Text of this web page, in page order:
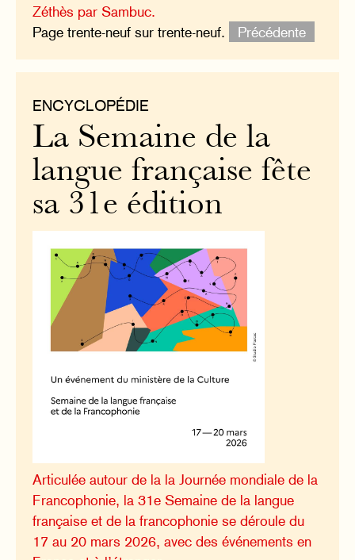
Zéthès par Sambuc.
Page trente-neuf sur trente-neuf.
Précédente
ENCYCLOPÉDIE
La Semaine de la
langue française fête
sa 31e édition
Articulée autour de la la Journée mondiale de la
Francophonie, la 31e Semaine de la langue
française et de la francophonie se déroule du
17 au 20 mars 2026, avec des événements en